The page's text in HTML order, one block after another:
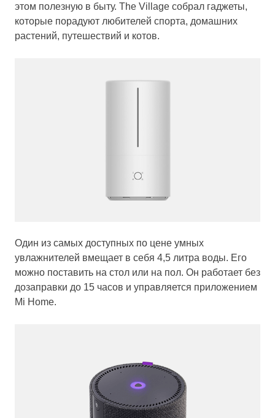
этом полезную в быту. The Village собрал гаджеты,
которые порадуют любителей спорта, домашних
растений, путешествий и котов.
Один из самых доступных по цене умных
увлажнителей вмещает в себя 4,5 литра воды. Его
можно поставить на стол или на пол. Он работает без
дозаправки до 15 часов и управляется приложением
Mi Home.